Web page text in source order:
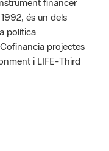
financer
és un dels
política
projectes
i LIFE-Third
valoracions és de 0